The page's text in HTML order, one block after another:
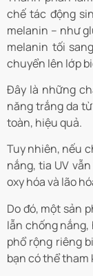
chế tác động
melanin – như
melanin tối
chuyển lên lớp
Đây là những
năng trắng da
toàn, hiệu quả.
Tuy nhiên, nếu
nắng, tia UV
oxy hóa và lão
Do đó, một sản
lẫn chống nắng,
phổ rộng riêng
bạn có thể tham